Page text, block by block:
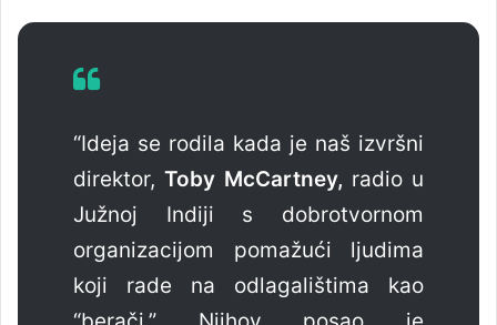
“Ideja se rodila kada je naš izvršni
direktor, Toby McCartney, radio u
Južnoj Indiji s dobrotvornom
organizacijom pomažući ljudima
koji rade na odlagalištima kao